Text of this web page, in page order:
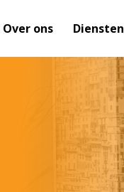
Over ons Diensten